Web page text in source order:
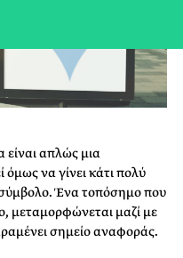
είναι απλώς μια
να γίνει κάτι πολύ
Ένα τοπόσημο που
μεταμορφώνεται μαζί με
σημείο αναφοράς.